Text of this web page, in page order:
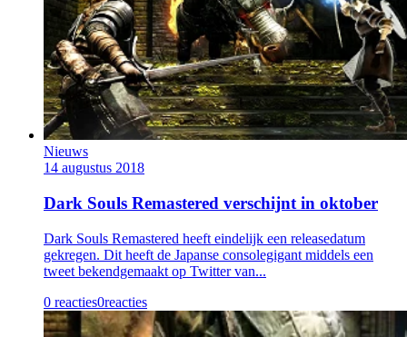
Nieuws
14 augustus 2018
Dark Souls Remastered verschijnt in oktober
Dark Souls Remastered heeft eindelijk een releasedatum
gekregen. Dit heeft de Japanse consolegigant middels een
tweet bekendgemaakt op Twitter van...
0 reacties0reacties